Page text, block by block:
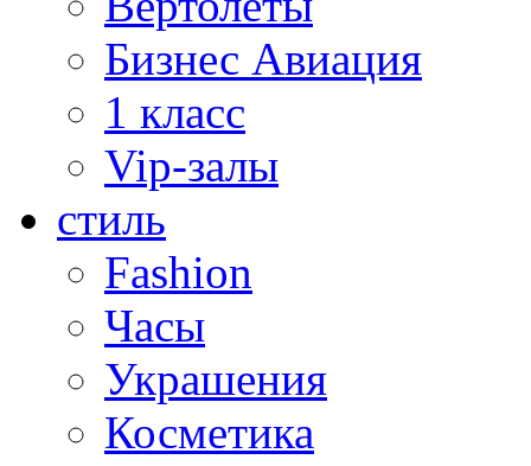
Бизнес Авиация
1 класс
Vip-залы
стиль
Fashion
Часы
Украшения
Косметика